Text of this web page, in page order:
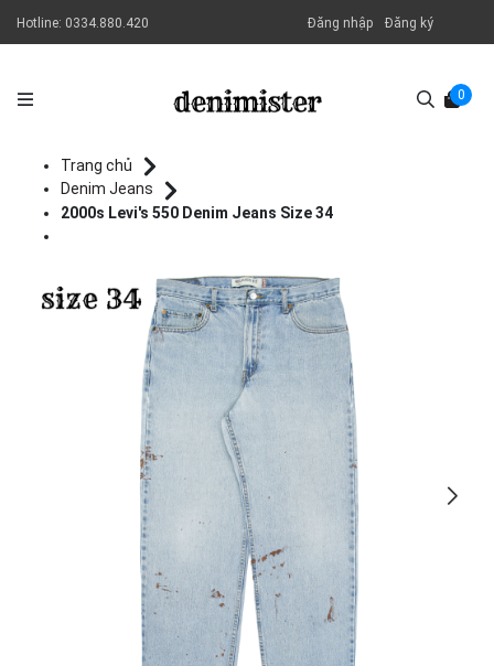
Hotline: 0334.880.420 Đăng nhập Đăng ký
0
Trang chủ
Denim Jeans
2000s Levi's 550 Denim Jeans Size 34